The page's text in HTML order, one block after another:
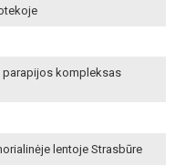
kompleksas
lentoje Strasbūre